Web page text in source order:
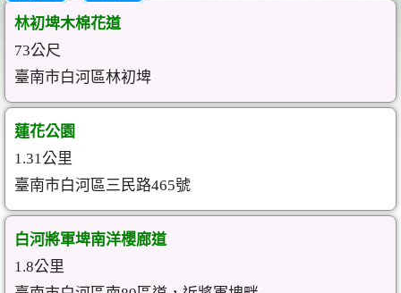
林初埤木棉花道
73公尺
臺南市白河區林初埤
蓮花公園
1.31公里
臺南市白河區三民路465號
白河將軍埤南洋櫻廊道
1.8公里